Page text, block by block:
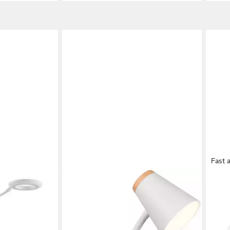
1 x
LED Klemmtischleuchte PONGO,
LED Klemmleuchte mit Kabel und
Kippschalter, 4,5W 500 Lumen,
Fast